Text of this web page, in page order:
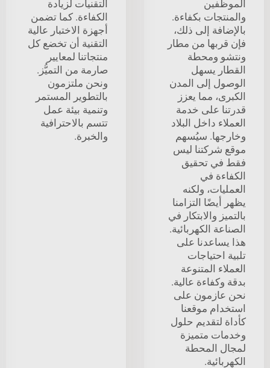
الموظفين
والمنتجات بكفاءة.
بالإضافة إلى ذلك،
فإن قربها من مطار
ونتشو ومحطة
القطار يسهل
الوصول إلى المدن
الكبرى، مما يعزز
قدرتنا على خدمة
العملاء داخل البلاد
وخارجها. سيُسهم
موقع شركتنا ليس
فقط في تحقيق
الكفاءة في
العمليات، ولكنه
يظهر أيضًا التزامنا
بالتميز والابتكار في
الصناعة الكهربائية.
هذا يساعدنا على
تلبية احتياجات
العملاء المتنوعة
بدقة وكفاءة عالية.
نحن عازمون على
استخدام موقعنا
كأداة لتقديم حلول
وخدمات متميزة
لمجال المحطة
الكهربائية.
التقنيات لزيادة
الكفاءة. كما تضمن
أجهزة الاختبار عالية
التقنية أن تخضع كل
منتجاتنا لمعايير
صارمة من التميُّز.
ونحن ملتزمون
بالتطوير المستمر
وتنمية بيئة عمل
تتسم بالاحترافية
والخبرة.